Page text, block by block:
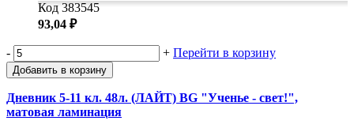
Код 383545
93,04 ₽
- + Перейти в корзину
Добавить в корзину
Дневник 5-11 кл. 48л. (ЛАЙТ) BG "Ученье - свет!",
матовая ламинация